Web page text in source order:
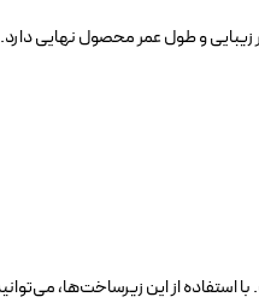
زیبایی و طول عمر محصول نهایی
از این زیرساخت‌ها،